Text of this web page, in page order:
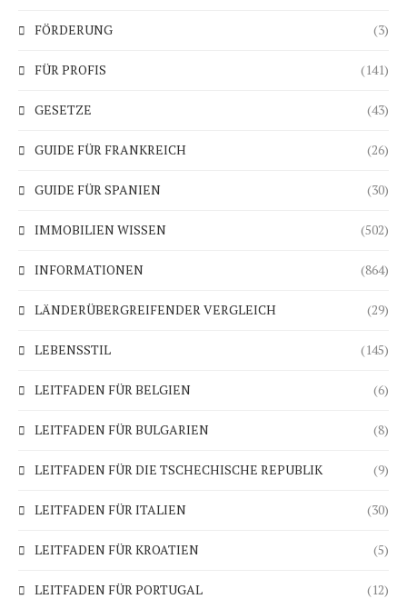
FÖRDERUNG (3)
FÜR PROFIS (141)
GESETZE (43)
GUIDE FÜR FRANKREICH (26)
GUIDE FÜR SPANIEN (30)
IMMOBILIEN WISSEN (502)
INFORMATIONEN (864)
LÄNDERÜBERGREIFENDER VERGLEICH (29)
LEBENSSTIL (145)
LEITFADEN FÜR BELGIEN (6)
LEITFADEN FÜR BULGARIEN (8)
LEITFADEN FÜR DIE TSCHECHISCHE REPUBLIK (9)
LEITFADEN FÜR ITALIEN (30)
LEITFADEN FÜR KROATIEN (5)
LEITFADEN FÜR PORTUGAL (12)